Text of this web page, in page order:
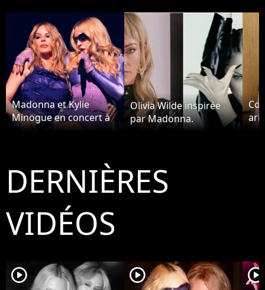
Madonna et Kylie
Minogue en concert à
Amsterdam
Olivia Wilde inspirée
par Madonna.
DERNIÈRES
VIDÉOS
player2 player2 player2